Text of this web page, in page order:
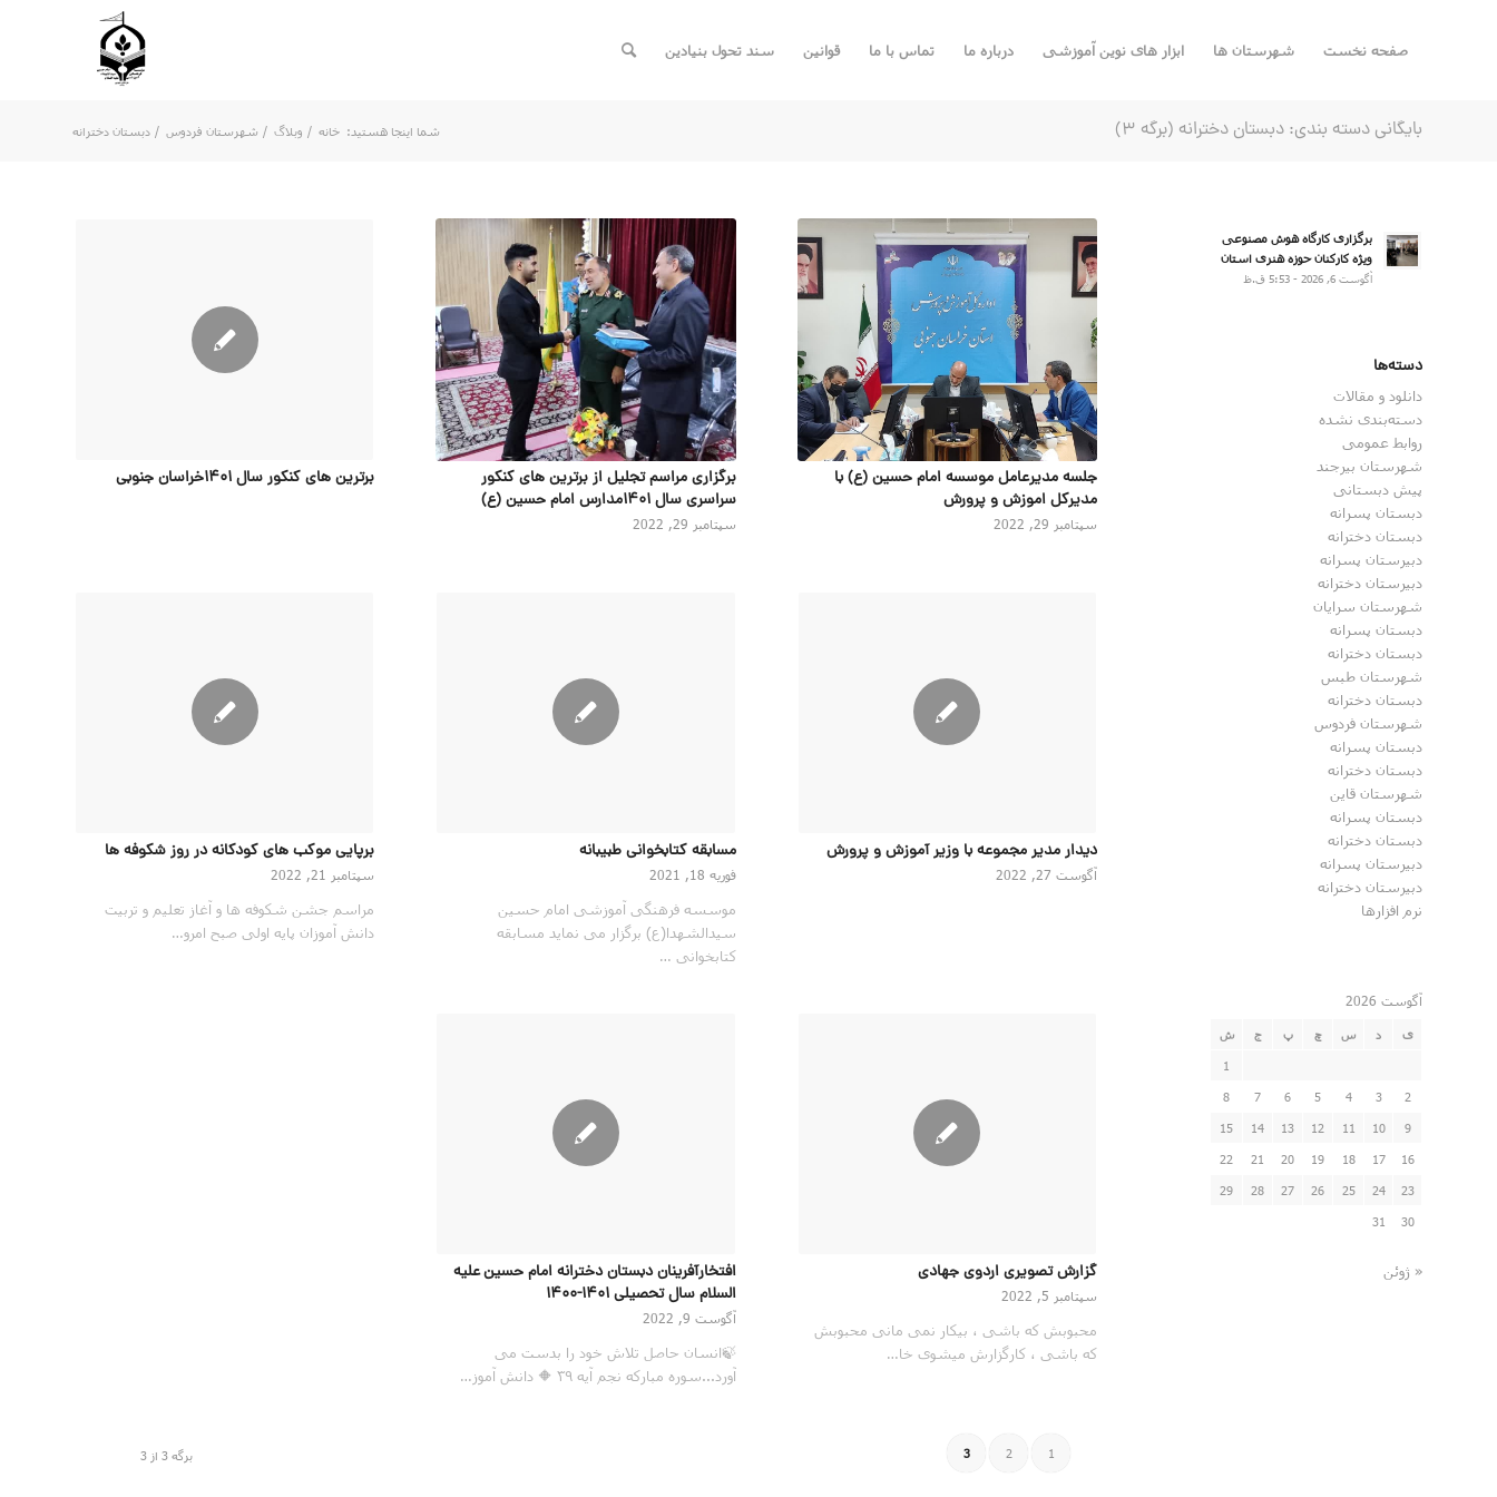
صفحه نخست شهرستان ها ابزار های نوین آموزشی درباره ما تماس با ما قوانین سند تحول بنیادین
بایگانی دسته بندی: دبستان دخترانه (برگه 3) شما اینجا هستید: خانه / وبلاگ / شهرستان فردوس / دبستان دخترانه
جلسه مدیرعامل موسسه امام حسین (ع) با
مدیرکل اموزش و پرورش
سپتامبر 29, 2022
برگزاری مراسم تجلیل از برترین های کنکور
سراسری سال ۱۴۰۱مدارس امام حسین (ع)
سپتامبر 29, 2022
برترین های کنکور سال 1401خراسان جنوبی
دیدار مدیر مجموعه با وزیر آموزش و پرورش
آگوست 27, 2022
مسابقه کتابخوانی طبیبانه
فوریه 18, 2021
موسسه فرهنگی آموزشی امام حسین
سیدالشهدا(ع) برگزار می نماید مسابقه
کتابخوانی …
برپایی موکب های کودکانه در روز شکوفه ها
سپتامبر 21, 2022
مراسم جشن شکوفه ها و آغاز تعلیم و تربیت
دانش آموزان پایه اولی صبح امرو…
گزارش تصویری اردوی جهادی
سپتامبر 5, 2022
محبوبش که باشی ، بیکار نمی مانی محبوبش
که باشی ، کارگزارش میشوی خا…
افتخارآفرینان دبستان دخترانه امام حسین علیه
السلام سال تحصیلی 1401-1400
آگوست 9, 2022
🍃انسان حاصل تلاش خود را بدست می
آورد...سوره مبارکه نجم آیه ۳۹ 🔶 دانش آموز…
برگه 3 از 3 1
2
3
برگزاری کارگاه هوش مصنوعی
ویژه کارکنان حوزه هنری استان
آگوست 6, 2026 - 5:53 ق.ظ
دسته‌ها
دانلود و مقالات
دسته‌بندی نشده
روابط عمومی
شهرستان بیرجند
پیش دبستانی
دبستان پسرانه
دبستان دخترانه
دبیرستان پسرانه
دبیرستان دخترانه
شهرستان سرایان
دبستان پسرانه
دبستان دخترانه
شهرستان طبس
دبستان دخترانه
شهرستان فردوس
دبستان پسرانه
دبستان دخترانه
شهرستان قاین
دبستان پسرانه
دبستان دخترانه
دبیرستان پسرانه
دبیرستان دخترانه
نرم افزارها
آگوست 2026
ی د س چ پ ج ش
1
2
3
4
5
6
7
8
9
10
11
12
13
14
15
16
17
18
19
20
21
22
23
24
25
26
27
28
29
30
31
« ژوئن